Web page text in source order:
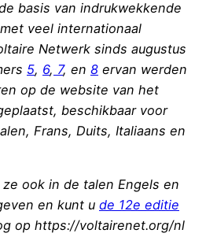
basis van indrukwekkende
veel internationaal
Netwerk sinds augustus
5, 6, 7, en 8 ervan werden
op de website van het
beschikbaar voor
Frans, Duits, Italiaans en
ook in de talen Engels en
en kunt u de 12e editie
op https://voltairenet.org/nl